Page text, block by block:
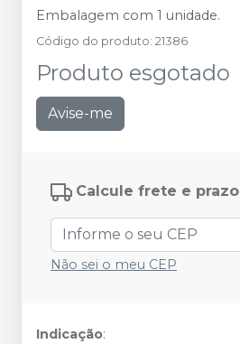
Embalagem com 1 unidade.
Código do produto: 21386
Produto esgotado
Avise-me
Calcule frete e prazo
Não sei o meu CEP
Indicação: